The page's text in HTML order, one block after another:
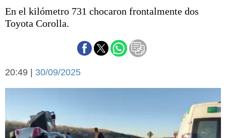
Deportes
Escenario Olímpico
Fútbol
Cines
Economía y campo
Espacio empresas
En el kilómetro 731 chocaron frontalmente dos
Toyota Corolla.
20:49 | 30/09/2025